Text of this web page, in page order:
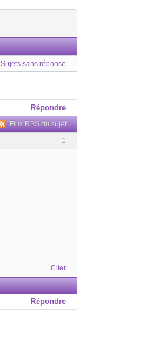
Sujets sans réponse
Répondre
Flux RSS du sujet
1
Citer
Répondre